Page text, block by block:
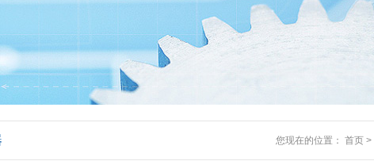
您现在的位置： 首页 >